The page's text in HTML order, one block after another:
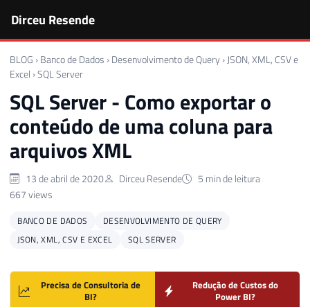
Dirceu Resende
BLOG › Banco de Dados › Desenvolvimento de Query ›JSON, XML, CSV e
Excel ›SQL Server
SQL Server - Como exportar o
conteúdo de uma coluna para
arquivos XML
13 de abril de 2020 Dirceu Resende
5 min de leitura
667 views
BANCO DE DADOS
DESENVOLVIMENTO DE QUERY
JSON, XML, CSV E EXCEL
SQL SERVER
Precisa de Consultoria de
BI?
Redução de Custos do
Power BI?